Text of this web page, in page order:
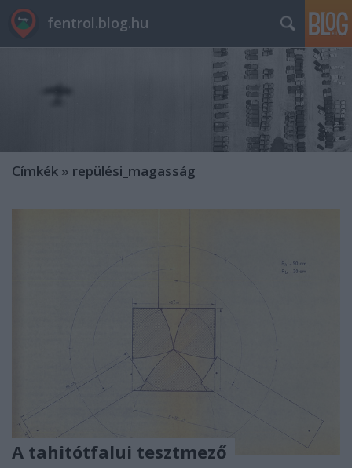
fentrol.blog.hu
Címkék » repülési_magasság
A tahitótfalui tesztmező